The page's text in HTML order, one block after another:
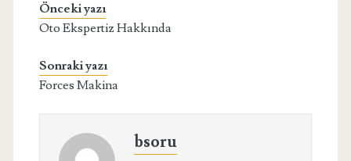
Önceki yazı
Oto Ekspertiz Hakkında
Sonraki yazı
Forces Makina
bsoru